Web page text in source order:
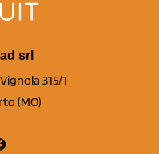
srl
315/1
(MO)